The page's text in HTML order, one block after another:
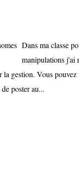
Dans ma classe
manipulations j'ai
gestion. Vous
poster au...